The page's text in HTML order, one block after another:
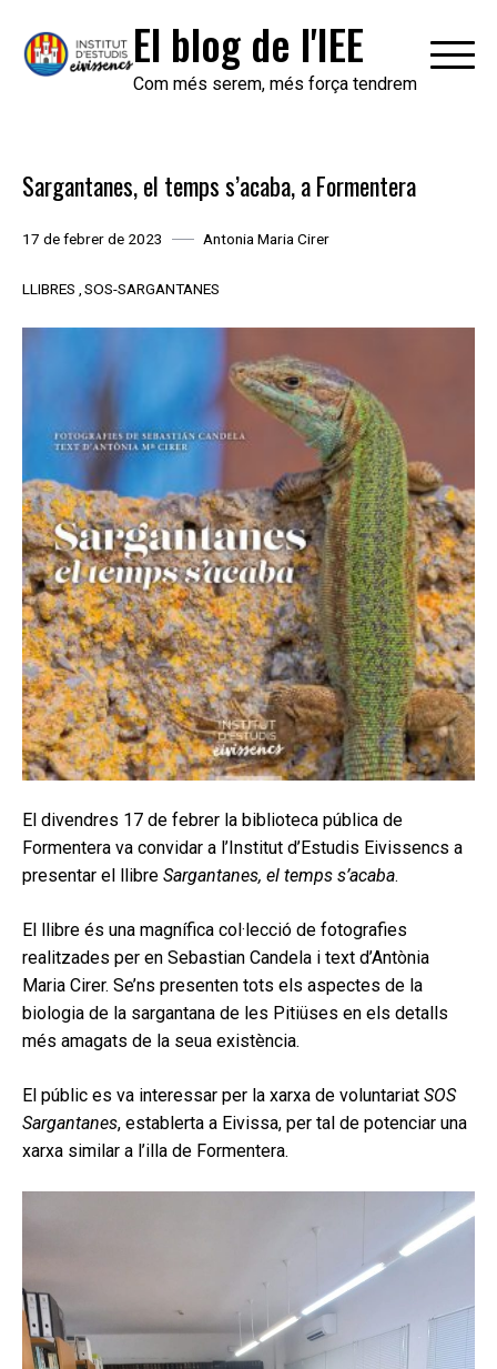
content
El blog de l'IEE
Com més serem, més força tendrem
Sargantanes, el temps s’acaba, a Formentera
17 de febrer de 2023 Antonia Maria Cirer
LLIBRES SOS-SARGANTANES
El divendres 17 de febrer la biblioteca pública de
Formentera va convidar a l’Institut d’Estudis Eivissencs a
presentar el llibre Sargantanes, el temps s’acaba.
El llibre és una magnífica col·lecció de fotografies
realitzades per en Sebastian Candela i text d’Antònia
Maria Cirer. Se’ns presenten tots els aspectes de la
biologia de la sargantana de les Pitiüses en els detalls
més amagats de la seua existència.
El públic es va interessar per la xarxa de voluntariat SOS
Sargantanes, establerta a Eivissa, per tal de potenciar una
xarxa similar a l’illa de Formentera.